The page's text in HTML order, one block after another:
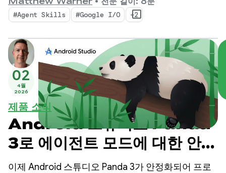
Android 개발자의 생산성을 높이고 코드베이스에 배
포하는 AI 에이전트를 강화하는 기능을 제공합니다.
#Agent Skills #Google I/O +2
02
4월
2026
제품 소식
Android 스튜디오 Panda
3로 에이전트 모드에 대한 안내
및 제어 강화
이제 Android 스튜디오 Panda 3가 안정화되어 프로